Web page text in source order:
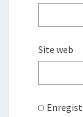
Site web